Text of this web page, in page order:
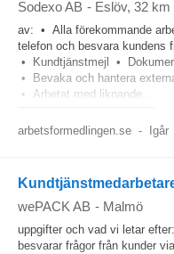
Sodexo AB - Eslöv, 32 km
av: • Alla förekommande
telefon och besvara
• Kundtjänstmejl •
• Bevaka och hantera
• Arbetat med liknande...
arbetsformedlingen.se - Igår
wePACK AB - Malmö
uppgifter och vad vi letar efter:
besvarar frågor från kunder